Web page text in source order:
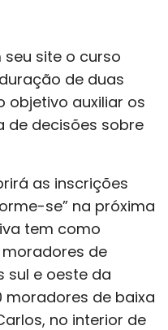
seu site o curso
de duas
objetivo auxiliar os
de decisões sobre
as inscrições
se” na próxima
tem como
de
sul e oeste da
moradores de baixa
no interior de